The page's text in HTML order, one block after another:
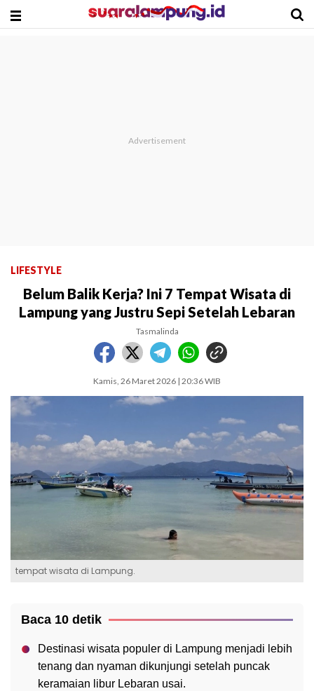
LIFESTYLE
Belum Balik Kerja? Ini 7 Tempat Wisata di
Lampung yang Justru Sepi Setelah Lebaran
Tasmalinda
Kamis, 26 Maret 2026 | 20:36 WIB
tempat wisata di Lampung.
Baca 10 detik
Destinasi wisata populer di Lampung menjadi lebih
tenang dan nyaman dikunjungi setelah puncak
keramaian libur Lebaran usai.